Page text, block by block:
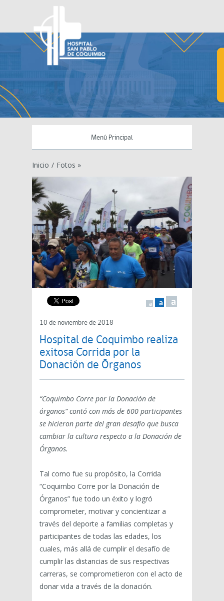
Menú Principal
Inicio / Fotos »
a a a
10 de noviembre de 2018
Hospital de Coquimbo realiza
exitosa Corrida por la
Donación de Órganos
“Coquimbo Corre por la Donación de
órganos” contó con más de 600 participantes
se hicieron parte del gran desafío que busca
cambiar la cultura respecto a la Donación de
Órganos.
Tal como fue su propósito, la Corrida
“Coquimbo Corre por la Donación de
Órganos” fue todo un éxito y logró
comprometer, motivar y concientizar a
través del deporte a familias completas y
participantes de todas las edades, los
cuales, más allá de cumplir el desafío de
cumplir las distancias de sus respectivas
carreras, se comprometieron con el acto de
donar vida a través de la donación.